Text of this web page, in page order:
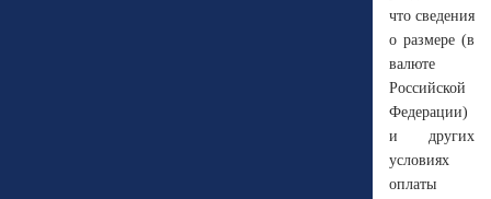
что сведения
о размере (в
валюте
Российской
Федерации)
и других
условиях
оплаты